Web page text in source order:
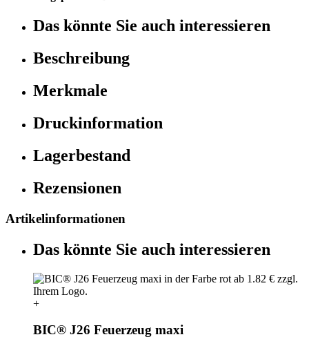
Das könnte Sie auch interessieren
Beschreibung
Merkmale
Druckinformation
Lagerbestand
Rezensionen
Artikelinformationen
Das könnte Sie auch interessieren
+
BIC® J26 Feuerzeug maxi